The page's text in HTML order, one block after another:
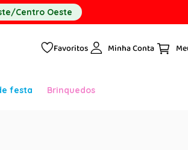
Centro Oeste
Favoritos Minha Conta
festa Brinquedos